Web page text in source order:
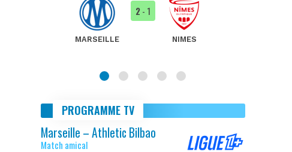
MARSEILLE
2- 1
NIMES
PROGRAMME TV
Marseille – Athletic Bilbao
Match amical